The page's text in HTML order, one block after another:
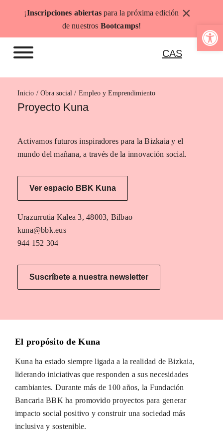
Abrir
¡Inscripciones abiertaspara la próxima edición
de nuestros Bootcamps!
×
CAS
Inicio Empleo y Emprendimiento
Proyecto Kuna
Activamos futuros inspiradores para la Bizkaia y el
mundo del mañana, a través de la innovación social.
Ver espacio BBK Kuna
Urazurrutia Kalea 3, 48003, Bilbao
kuna@bbk.eus
944 152 304
Suscríbete a nuestra newsletter
El propósito de Kuna
Kuna ha estado siempre ligada a la realidad de Bizkaia,
liderando iniciativas que responden a sus necesidades
cambiantes. Durante más de 100 años, la Fundación
Bancaria BBK ha promovido proyectos para generar
impacto social positivo y construir una sociedad más
inclusiva y sostenible.